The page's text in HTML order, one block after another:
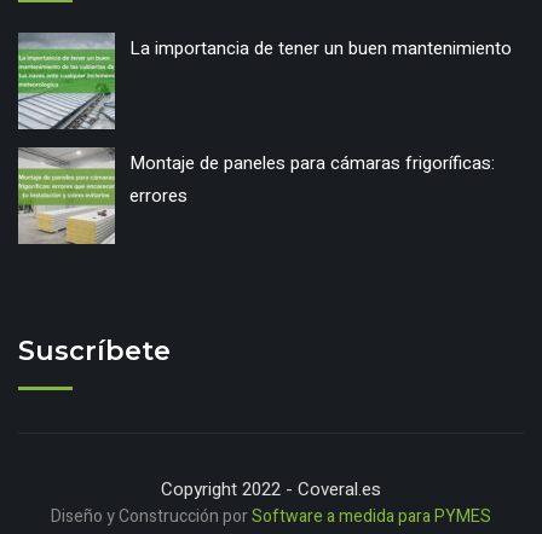
La importancia de tener un buen mantenimiento
Montaje de paneles para cámaras frigoríficas:
errores
Suscríbete
Copyright 2022 - Coveral.es
Diseño y Construcción porSoftware a medida para PYMES